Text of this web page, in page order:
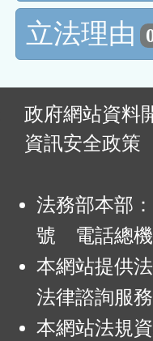
立法理由
政府網站資料
資訊安全政策
法務部本部
號 電話總機
本網站提供
法律諮詢服務
本網站法規